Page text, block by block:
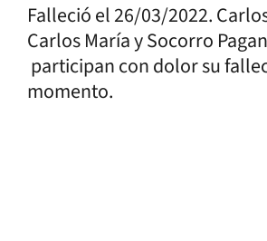
Falleció el 26/03/2022.
Carlos María y Socorro
participan con dolor su
momento.